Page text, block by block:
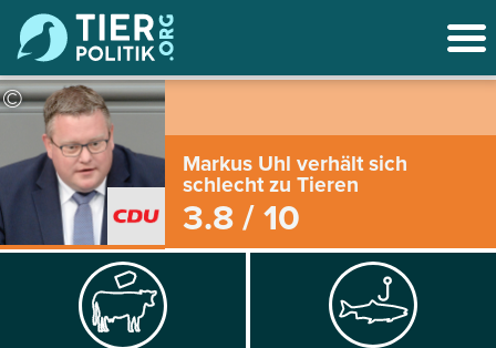
©
Markus Uhl verhält sich
schlecht zu Tieren
3.8 / 10